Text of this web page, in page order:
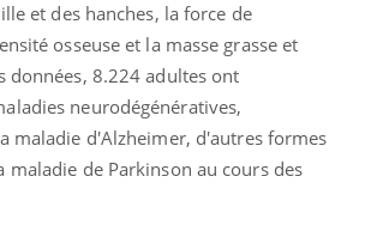
et des hanches, la force de
osseuse et la masse grasse et
données, 8.224 adultes ont
neurodégénératives,
maladie d'Alzheimer, d'autres formes
maladie de Parkinson au cours des